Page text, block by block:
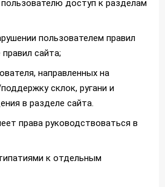
доступ к разделам
пользователем правил
сайта;
направленных на
склок, ругани и
в разделе сайта.
права руководствоваться в
к отдельным